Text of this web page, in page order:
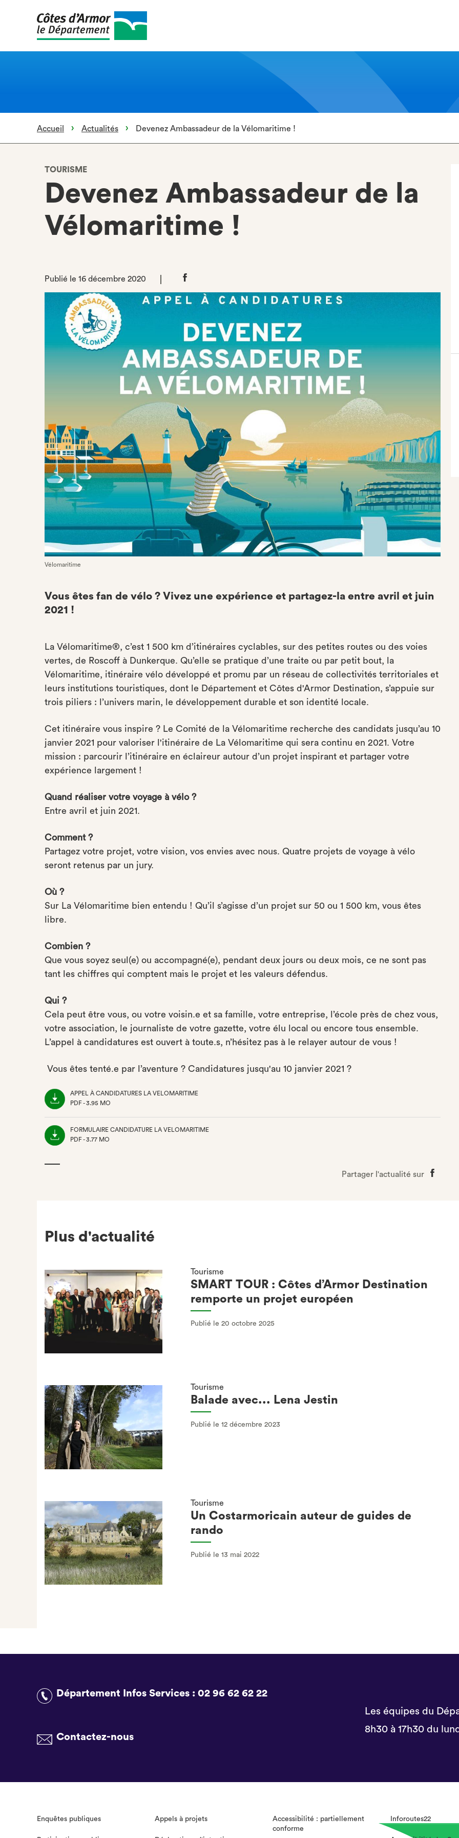
Accueil Actualités Devenez Ambassadeur de la Vélomaritime !
TOURISME
Devenez Ambassadeur de la
Vélomaritime !
Publié le 16 décembre 2020
Partager
Facebook
Vélomaritime
Vous êtes fan de vélo ? Vivez une expérience et partagez-la entre avril et juin
2021 !
La Vélomaritime®, c’est 1 500 km d’itinéraires cyclables, sur des petites routes ou des voies
vertes, de Roscoff à Dunkerque. Qu’elle se pratique d’une traite ou par petit bout, la
Vélomaritime, itinéraire vélo développé et promu par un réseau de collectivités territoriales et
leurs institutions touristiques, dont le Département et Côtes d'Armor Destination, s’appuie sur
trois piliers : l’univers marin, le développement durable et son identité locale.
Cet itinéraire vous inspire ? Le Comité de la Vélomaritime recherche des candidats jusqu’au 10
janvier 2021 pour valoriser l'itinéraire de La Vélomaritime qui sera continu en 2021. Votre
mission : parcourir l’itinéraire en éclaireur autour d’un projet inspirant et partager votre
expérience largement !
Quand réaliser votre voyage à vélo ?
Entre avril et juin 2021.
Comment ?
Partagez votre projet, votre vision, vos envies avec nous. Quatre projets de voyage à vélo
seront retenus par un jury.
Où ?
Sur La Vélomaritime bien entendu ! Qu’il s’agisse d’un projet sur 50 ou 1 500 km, vous êtes
libre.
Combien ?
Que vous soyez seul(e) ou accompagné(e), pendant deux jours ou deux mois, ce ne sont pas
tant les chiffres qui comptent mais le projet et les valeurs défendus.
Qui ?
Cela peut être vous, ou votre voisin.e et sa famille, votre entreprise, l’école près de chez vous,
votre association, le journaliste de votre gazette, votre élu local ou encore tous ensemble.
L’appel à candidatures est ouvert à toute.s, n’hésitez pas à le relayer autour de vous !
Vous êtes tenté.e par l’aventure ? Candidatures jusqu'au 10 janvier 2021 ?
APPEL À CANDIDATURES LA VELOMARITIME
PDF - 3.95 MO
FORMULAIRE CANDIDATURE LA VELOMARITIME
PDF - 3.77 MO
Partager l'actualité sur
Plus d'actualité
Tourisme
SMART TOUR : Côtes d’Armor Destination
remporte un projet européen
Publié le 20 octobre 2025
Tourisme
Balade avec... Lena Jestin
Publié le 12 décembre 2023
Tourisme
Un Costarmoricain auteur de guides de
rando
Publié le 13 mai 2022
Département Infos Services : 02 96 62 62 22
Contactez-nous
Les équipes du
8h30 à 17h30 du
Enquêtes publiques Appels à projets
Accessibilité : partiellement
conforme
Inforoutes22